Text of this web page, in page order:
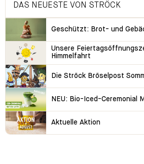
DAS NEUESTE VON STRÖCK
Geschützt: Brot- und
Unsere
Himmelfahrt
Die Ströck Bröselpost
NEU: Bio-Iced-Ceremonial
Aktuelle Aktion